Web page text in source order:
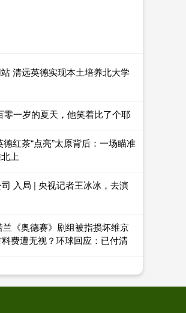
清远英德实现本土培养北大学
零一岁的夏天，他笑着比了个耶
红茶“点亮”太原背后：一场瞄准
上
入局 | 央视记者王冰冰，去演
《奥德赛》剧组被指损坏维京
费遭无视？环球回应：已付清